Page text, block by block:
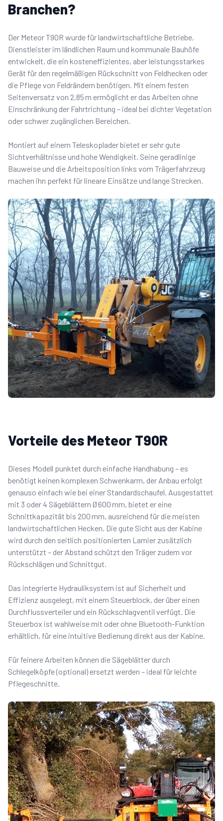
Branchen?
Der Meteor T90R wurde für landwirtschaftliche Betriebe,
Dienstleister im ländlichen Raum und kommunale Bauhöfe
entwickelt, die ein kosteneffizientes, aber leistungsstarkes
Gerät für den regelmäßigen Rückschnitt von Feldhecken oder
die Pflege von Feldrändern benötigen. Mit einem festen
Seitenversatz von 2,85 m ermöglicht er das Arbeiten ohne
Einschränkung der Fahrtrichtung – ideal bei dichter Vegetation
oder schwer zugänglichen Bereichen.
Montiert auf einem Teleskoplader bietet er sehr gute
Sichtverhältnisse und hohe Wendigkeit. Seine geradlinige
Bauweise und die Arbeitsposition links vom Trägerfahrzeug
machen ihn perfekt für lineare Einsätze und lange Strecken.
Vorteile des Meteor T90R
Dieses Modell punktet durch einfache Handhabung – es
benötigt keinen komplexen Schwenkarm, der Anbau erfolgt
genauso einfach wie bei einer Standardschaufel. Ausgestattet
mit 3 oder 4 Sägeblättern Ø 600 mm, bietet er eine
Schnittkapazität bis 200 mm, ausreichend für die meisten
landwirtschaftlichen Hecken. Die gute Sicht aus der Kabine
wird durch den seitlich positionierten Lamier zusätzlich
unterstützt – der Abstand schützt den Träger zudem vor
Rückschlägen und Schnittgut.
Das integrierte Hydrauliksystem ist auf Sicherheit und
Effizienz ausgelegt, mit einem Steuerblock, der über einen
Durchflussverteiler und ein Rückschlagventil verfügt. Die
Steuerbox ist wahlweise mit oder ohne Bluetooth-Funktion
erhältlich, für eine intuitive Bedienung direkt aus der Kabine.
Für feinere Arbeiten können die Sägeblätter durch
Schlegelköpfe (optional) ersetzt werden – ideal für leichte
Pflegeschnitte.